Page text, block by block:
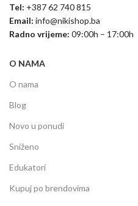
Tel: +387 62 740 815
Email: info@nikishop.ba
Radno vrijeme: 09:00h – 17:00h
O NAMA
O nama
Blog
Novo u ponudi
Sniženo
Edukatori
Kupuj po brendovima